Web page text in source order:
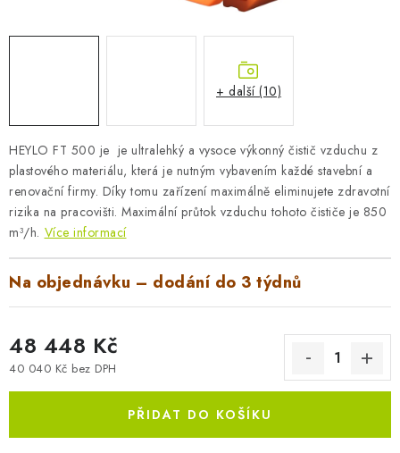
OUTLET
Servis Reklamace
Náhradní díly Könner & Söhnen
Reklamační řád
Slovník pojmů
Zpětný odběr elektrozařízení a baterií
Návody
Novinky Blog Reference Katalog
HEYLO FT 500 je je ultralehký a vysoce výkonný čistič vzduchu z
plastového materiálu, která je nutným vybavením každé stavební a
renovační firmy. Díky tomu zařízení maximálně eliminujete zdravotní
rizika na pracovišti. Maximální průtok vzduchu tohoto čističe je 850
m³/h. Více informací
Na objednávku – dodání do 3 týdnů
48 448 Kč
40 040 Kč bez DPH
PŘIDAT DO KOŠÍKU
+ další (10)